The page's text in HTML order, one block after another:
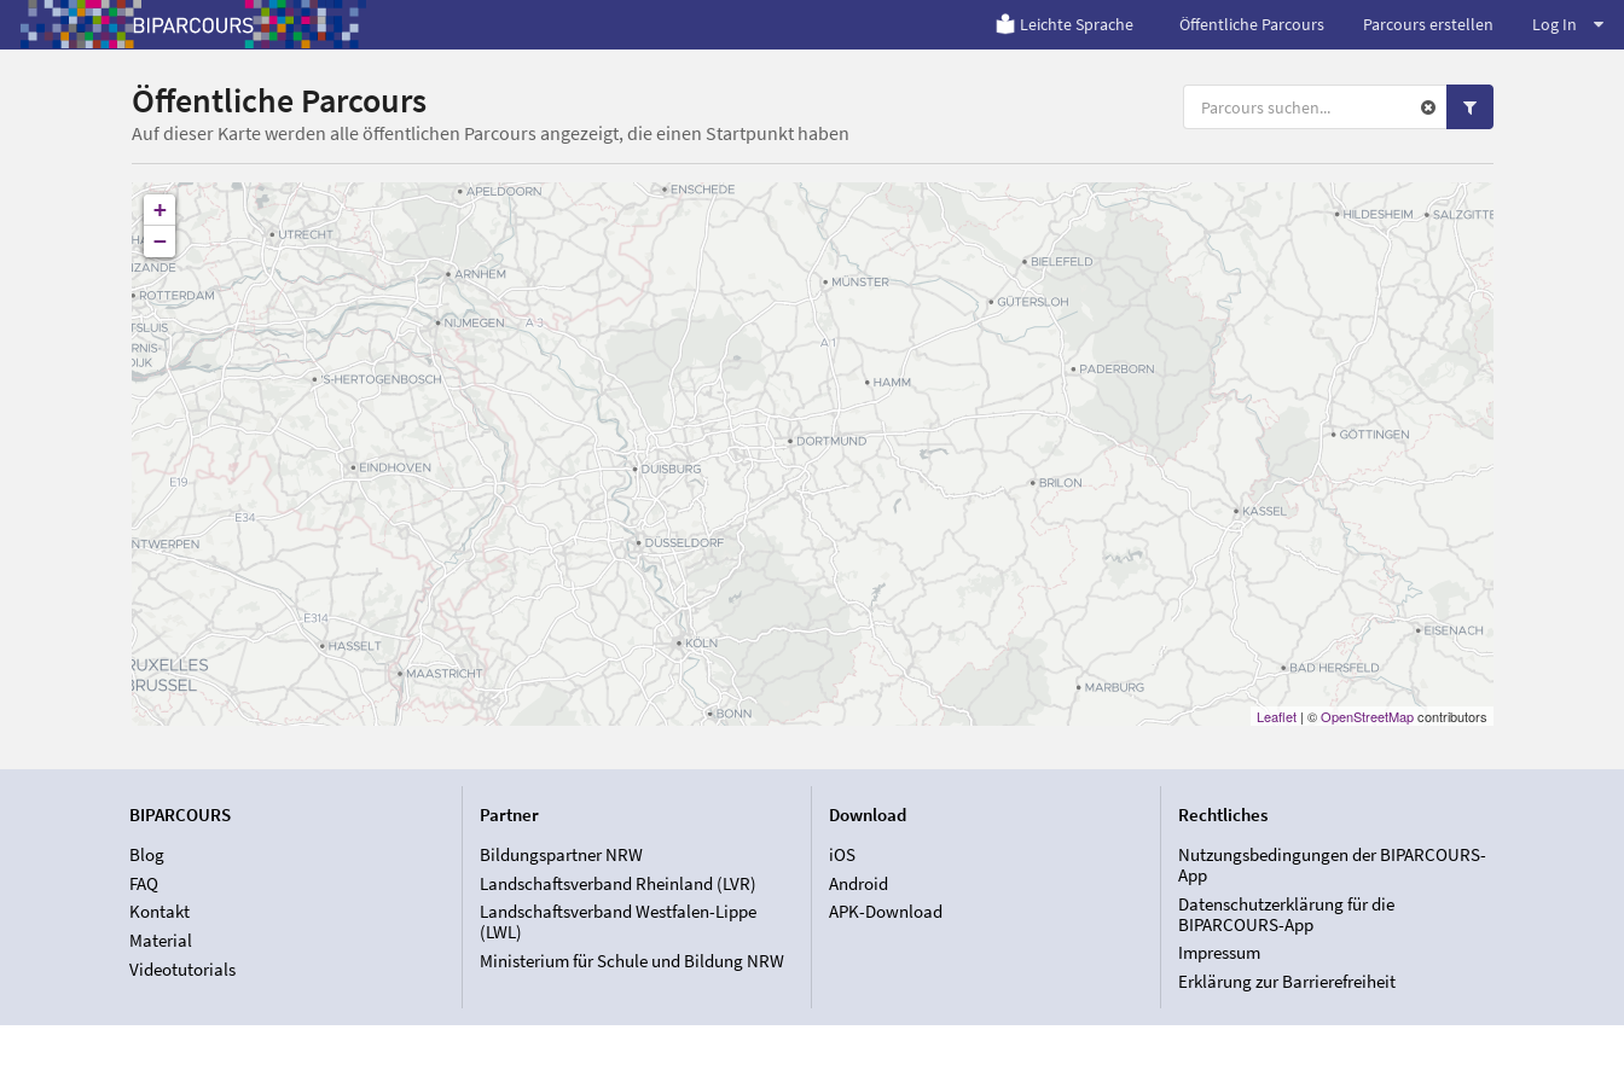
Leichte Sprache Öffentliche Parcours Parcours erstellen Log In
Öffentliche Parcours
Auf dieser Karte werden alle öffentlichen Parcours angezeigt, die einen Startpunkt haben
+
−
Leaflet| ©OpenStreetMapcontributors
BIPARCOURS
Blog
FAQ
Kontakt
Material
Videotutorials
Partner
Bildungspartner NRW
Landschaftsverband Rheinland (LVR)
Landschaftsverband Westfalen-Lippe
(LWL)
Ministerium für Schule und Bildung NRW
Download
iOS
Android
APK-Download
Rechtliches
Nutzungsbedingungen der BIPARCOURS-
App
Datenschutzerklärung für die
BIPARCOURS-App
Impressum
Erklärung zur Barrierefreiheit